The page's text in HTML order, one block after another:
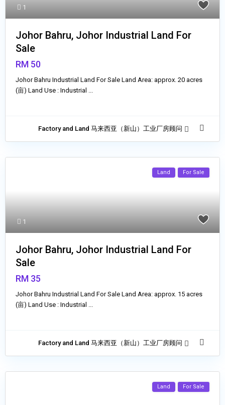
1
Johor Bahru, Johor Industrial Land For
Sale
RM 50
Johor Bahru Industrial Land For Sale Land Area: approx. 20 acres
(亩) Land Use : Industrial
Factory and Land 马来西亚（新山）工业厂房顾问
1
Land For Sale
Johor Bahru, Johor Industrial Land For
Sale
RM 35
Johor Bahru Industrial Land For Sale Land Area: approx. 15 acres
(亩) Land Use : Industrial
Factory and Land 马来西亚（新山）工业厂房顾问
Land For Sale